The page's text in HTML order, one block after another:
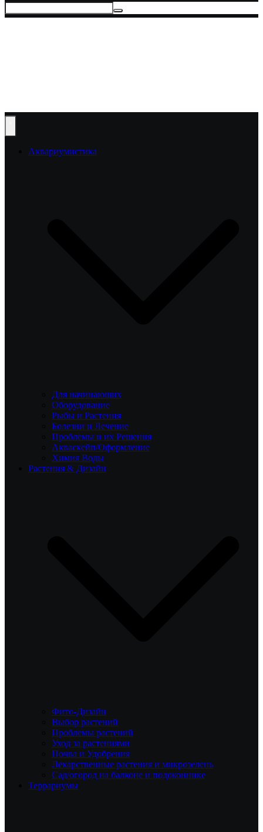
Аквариумистика
Для начинающих
Оборудование
Рыбы и Растения
Болезни и Лечение
Проблемы и их Решения
Акваскейп/Оформление
Химия Воды
Растения & Дизайн
Фито-Дизайн
Выбор растений
Проблемы растений
Уход за растениями
Почва и Удобрения
Лекарственные растения и микрозелень
Сад/огород на балконе и подоконнике
Террариумы